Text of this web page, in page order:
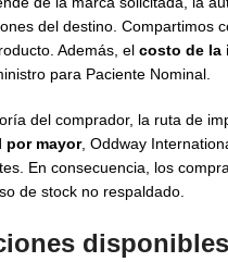
del destino. Compartimos
Además, el costo de la
para Paciente Nominal.
del comprador, la ruta de
por mayor, Oddway
En consecuencia, los
de stock no respaldado.